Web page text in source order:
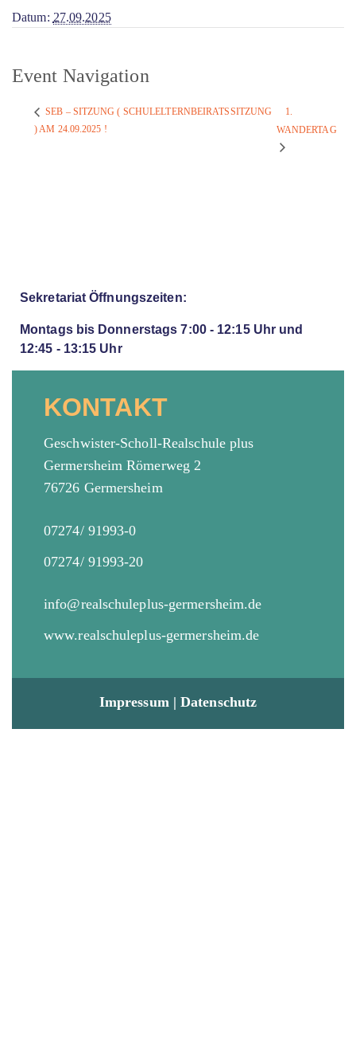
Datum: 27.09.2025
Event Navigation
SEB – SITZUNG ( SCHULELTERNBEIRATSSITZUNG
) AM 24.09.2025 !
1.
WANDERTAG
Sekretariat Öffnungszeiten:
Montags bis Donnerstags 7:00 - 12:15 Uhr und
12:45 - 13:15 Uhr
KONTAKT
Geschwister-Scholl-Realschule plus
Germersheim Römerweg 2
76726 Germersheim
07274/ 91993-0
07274/ 91993-20
info@realschuleplus-germersheim.de
www.realschuleplus-germersheim.de
Impressum |Datenschutz